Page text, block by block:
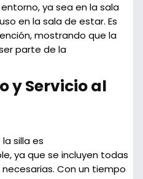
ya sea en la sala
en la sala de estar. Es
mostrando que la
parte de la
y Servicio al
silla es
ya que se incluyen todas
Con un tiempo